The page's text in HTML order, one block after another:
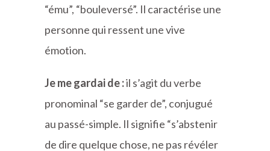
“ému”, “bouleversé”. Il caractérise une
personne qui ressent une vive
émotion.
Je me gardai de :il s’agit du verbe
pronominal “se garder de”, conjugué
au passé-simple. Il signifie “s’abstenir
de dire quelque chose, ne pas révéler